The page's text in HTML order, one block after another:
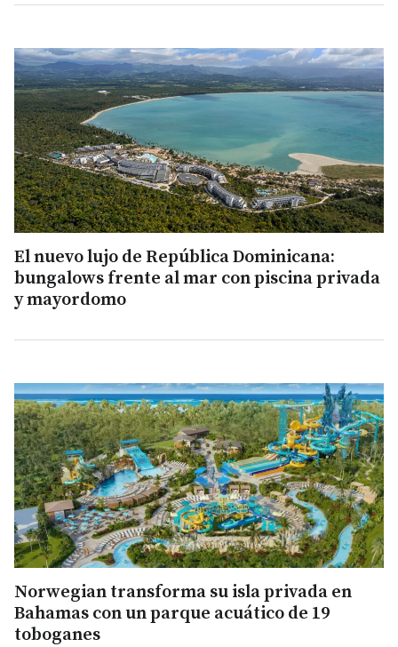
El nuevo lujo de República Dominicana:
bungalows frente al mar con piscina privada
y mayordomo
Norwegian transforma su isla privada en
Bahamas con un parque acuático de 19
toboganes